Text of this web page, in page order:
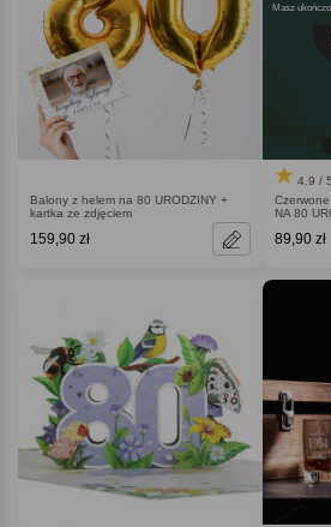
Balony z helem na 80 URODZINY +
kartka ze zdjęciem
159,90 zł
Masz
4.9 / 5
NA 80
89,90 zł